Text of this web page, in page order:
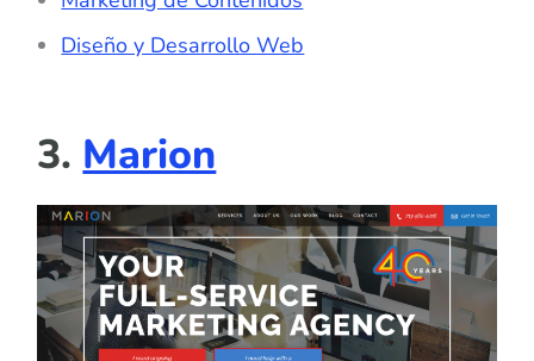
Diseño y Desarrollo Web
3. Marion